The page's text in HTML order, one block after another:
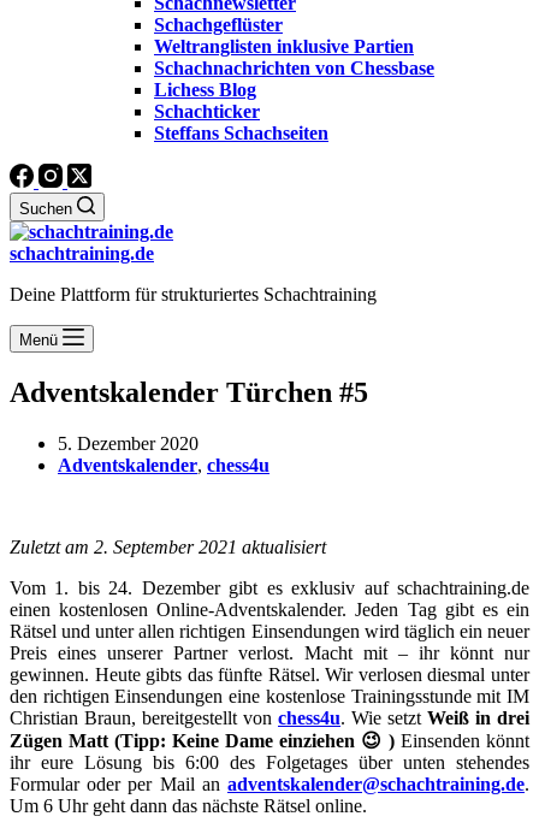
Schachgeflüster
Weltranglisten inklusive Partien
Schachnachrichten von Chessbase
Lichess Blog
Schachticker
Steffans Schachseiten
Suchen
schachtraining.de
Deine Plattform für strukturiertes Schachtraining
Menü
Adventskalender Türchen #5
5. Dezember 2020
Adventskalender, chess4u
Zuletzt am 2. September 2021 aktualisiert
Vom 1. bis 24. Dezember gibt es exklusiv auf schachtraining.de
einen kostenlosen Online-Adventskalender. Jeden Tag gibt es ein
Rätsel und unter allen richtigen Einsendungen wird täglich ein neuer
Preis eines unserer Partner verlost. Macht mit – ihr könnt nur
gewinnen. Heute gibts das fünfte Rätsel. Wir verlosen diesmal unter
den richtigen Einsendungen eine kostenlose Trainingsstunde mit IM
Christian Braun, bereitgestellt von chess4u. Wie setzt Weiß in drei
Zügen Matt (Tipp: Keine Dame einziehen 😉 ) Einsenden könnt
ihr eure Lösung bis 6:00 des Folgetages über unten stehendes
Formular oder per Mail an adventskalender@schachtraining.de.
Um 6 Uhr geht dann das nächste Rätsel online.